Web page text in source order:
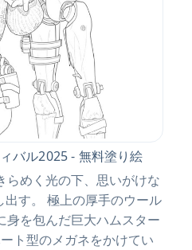
バル2025 - 無料塗り絵
らめく光の下、思いがけな
す。 極上の厚手のウール
身を包んだ巨大ハムスター
ト型のメガネをかけてい